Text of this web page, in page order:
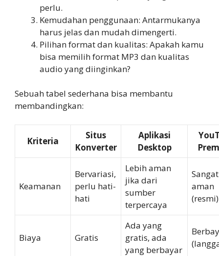
perlu.
Kemudahan penggunaan: Antarmukanya
harus jelas dan mudah dimengerti.
Pilihan format dan kualitas: Apakah kamu
bisa memilih format MP3 dan kualitas
audio yang diinginkan?
Sebuah tabel sederhana bisa membantu
membandingkan:
Kriteria
Situs
Konverter
Aplikasi
Desktop
Keamanan
Bervariasi,
perlu hati-
hati
Lebih aman
jika dari
sumber
terpercaya
Sangat
aman
(resmi)
Biaya Gratis
Ada yang
gratis, ada
yang berbayar